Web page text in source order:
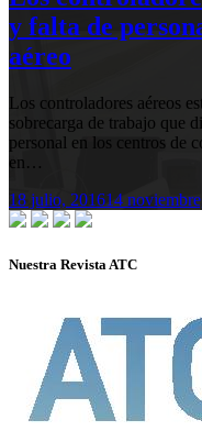
y falta de
aéreo
Los controladores aéreos
sobrecarga de trabajo que
personal en los centros de
en…
18 julio, 201614
Nuestra Revista ATC